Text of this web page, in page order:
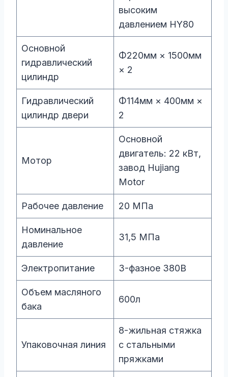
высоким
давлением HY80
Основной
гидравлический
цилиндр
Φ220мм × 1500мм
× 2
Гидравлический
цилиндр двери
Φ114мм × 400мм ×
2
Мотор
Основной
двигатель: 22 кВт,
завод Hujiang
Motor
Рабочее давление 20 МПа
Номинальное
давление
31,5 МПа
Электропитание 3-фазное 380В
Объем масляного
бака
600л
Упаковочная линия
8-жильная стяжка
с стальными
пряжками